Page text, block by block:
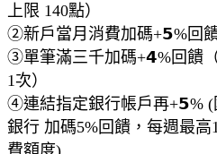
上限 140點）
②新戶當月消費加碼+𝟱%回饋
③單筆滿三千加碼+𝟰%回饋
1次）
④連結指定銀行帳戶再+𝟱% (
銀行 加碼5%回饋，每週最高
費額度)